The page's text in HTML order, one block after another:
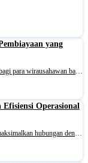
yang
Pendahuluan Crowdfunding telah menjadi tren yang menarik bagi para wirausahawan baru dalam memulai dan mengembangkan bisnis mereka. Metode ini tidak hanya memberikan akses ke modal yang lebih besar, tetapi juga memungkinkan mereka untuk meningkatkan visibilitas bisnis dan mendapatkan umpan balik ya
Operasional
Dalam dunia bisnis yang terus berkembang, upaya untuk memaksimalkan hubungan dengan pelanggan menjadi semakin penting. Untuk mencapai hal ini, perusahaan harus memanfaatkan alat teknologi yang tepat. Dua alat yang paling sering digunakan adalah CRM (Customer Relationship Management) dan ERP (Enterpr